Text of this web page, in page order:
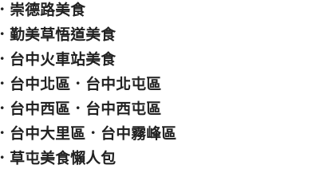
． 崇德路美食
．勤美草悟道美食
． 台中火車站美食
． 台中北區 ． 台中北屯區
． 台中西區 ． 台中西屯區
． 台中大里區 ． 台中霧峰區
． 草屯美食懶人包